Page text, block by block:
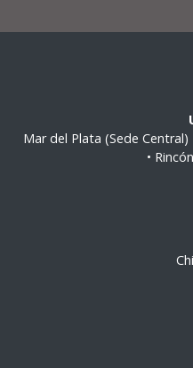
Mar del Plata (Sede Central)
•